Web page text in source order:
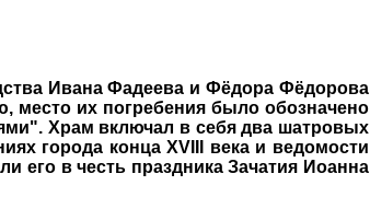
Ивана Фадеева и Фёдора Фёдорова
место их погребения было обозначено
Храм включал в себя два шатровых
города конца XVIII века и ведомости
его в честь праздника Зачатия Иоанна